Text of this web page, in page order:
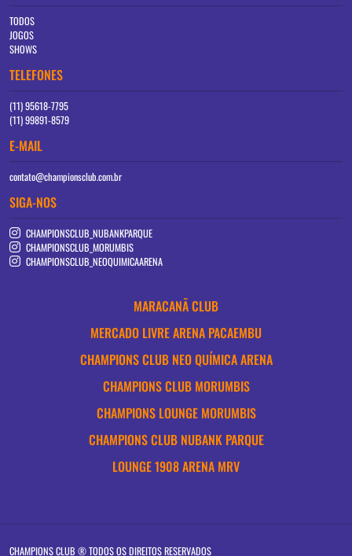
TODOS
JOGOS
SHOWS
TELEFONES
(11) 95618-7795
(11) 99891-8579
E-MAIL
contato@championsclub.com.br
SIGA-NOS
CHAMPIONSCLUB_NUBANKPARQUE
CHAMPIONSCLUB_MORUMBIS
CHAMPIONSCLUB_NEOQUIMICAARENA
MARACANÃ CLUB
MERCADO LIVRE ARENA PACAEMBU
CHAMPIONS CLUB NEO QUÍMICA ARENA
CHAMPIONS CLUB MORUMBIS
CHAMPIONS LOUNGE MORUMBIS
CHAMPIONS CLUB NUBANK PARQUE
LOUNGE 1908 ARENA MRV
CHAMPIONS CLUB ® TODOS OS DIREITOS RESERVADOS